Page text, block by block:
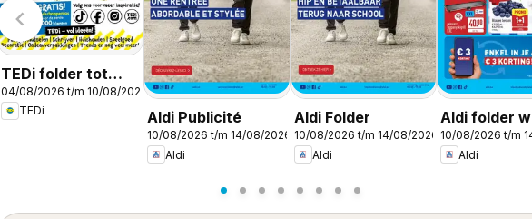
TEDi folder tot
10.08.2026
04/08/2026 t/m 10/08/2026
TEDi
Aldi Publicité
10/08/2026 t/m 14/08/2026
Aldi
Aldi Folder
10/08/2026 t/m 14/08/2026
Aldi
Aldi folder
10/08/2026 t/m
Aldi